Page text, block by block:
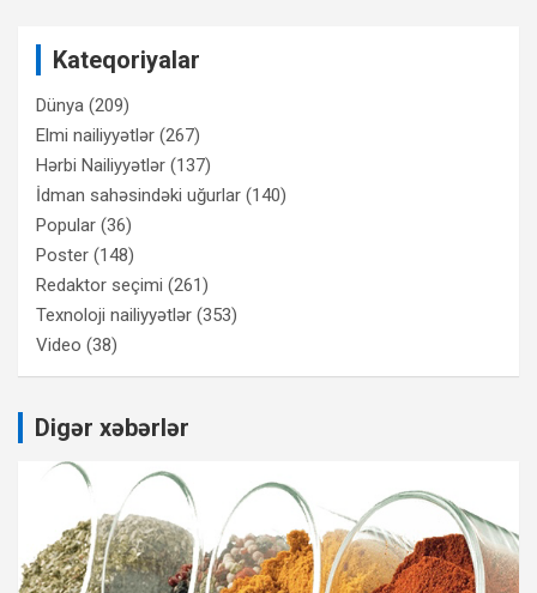
Kateqoriyalar
Dünya (209)
Elmi nailiyyətlər (267)
Hərbi Nailiyyətlər (137)
İdman sahəsindəki uğurlar (140)
Popular (36)
Poster (148)
Redaktor seçimi (261)
Texnoloji nailiyyətlər (353)
Video (38)
Digər xəbərlər